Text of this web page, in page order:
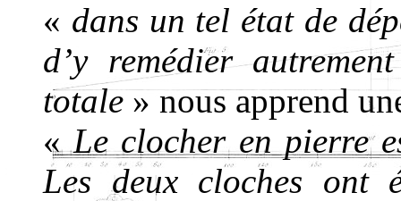
« dans un tel état de
d’y remédier
totale» nous apprend
«Le clocher en pierre
Les deux cloches ont